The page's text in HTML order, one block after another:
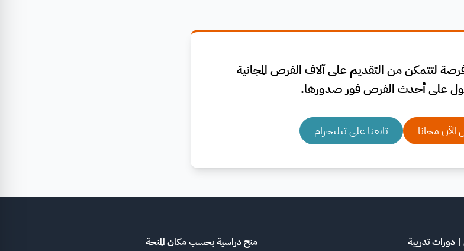
لتتمكن من التقديم على آلاف الفرص المجانية
على أحدث الفرص فور صدورها.
مجانا تابعنا على تيليجرام
دورات تدريبة
منح دراسية بحسب مكان المنحة